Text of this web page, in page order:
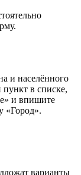
и населённого
в списке,
и впишите
«Город».
варианты